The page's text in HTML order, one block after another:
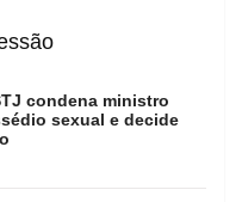
condena ministro
sexual e decide